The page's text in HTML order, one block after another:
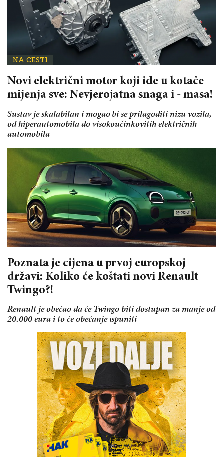
NA CESTI
Novi električni motor koji ide u kotače
mijenja sve: Nevjerojatna snaga i - masa!
Sustav je skalabilan i mogao bi se prilagoditi nizu vozila,
od hiperautomobila do visokoučinkovitih električnih
automobila
Poznata je cijena u prvoj europskoj
državi: Koliko će koštati novi Renault
Twingo?!
Renault je obećao da će Twingo biti dostupan za manje od
20.000 eura i to će obećanje ispuniti